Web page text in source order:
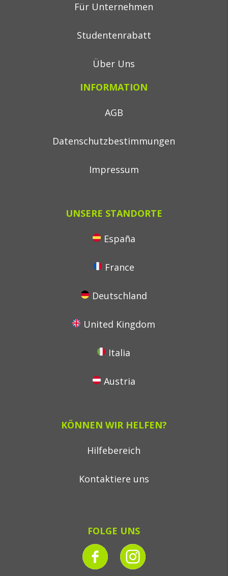
Für Unternehmen
Studentenrabatt
Über Uns
INFORMATION
AGB
Datenschutzbestimmungen
Impressum
UNSERE STANDORTE
España
France
Deutschland
United Kingdom
Italia
Austria
KÖNNEN WIR HELFEN?
Hilfebereich
Kontaktiere uns
FOLGE UNS